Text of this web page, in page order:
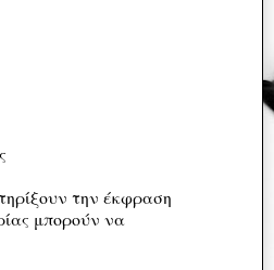
την έκφραση
μπορούν να